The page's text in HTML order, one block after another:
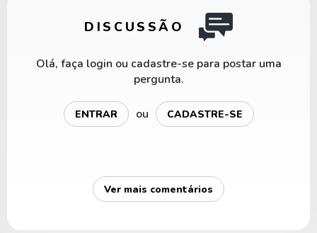
DISCUSSÃO
Olá, faça login ou cadastre-se para postar uma
pergunta.
ENTRAR ou CADASTRE-SE
Ver mais comentários